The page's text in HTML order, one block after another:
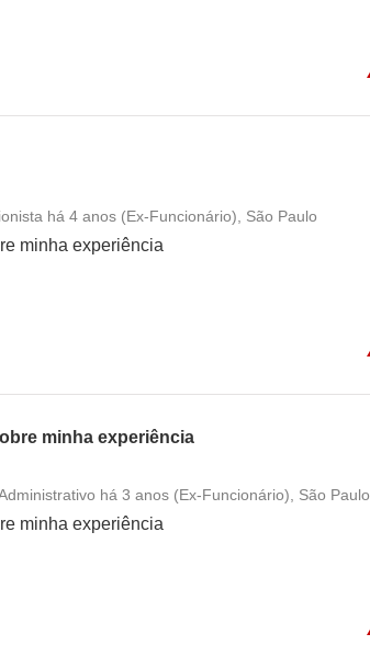
Conciliação com a vida familiar
há 4 anos (Ex-Funcionário), São Paulo
minha experiência
minha experiência
Conciliação com a vida familiar
há 3 anos (Ex-Funcionário), São Paulo
minha experiência